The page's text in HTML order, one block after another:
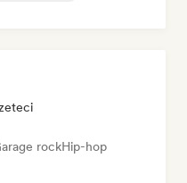
rockHip-hop